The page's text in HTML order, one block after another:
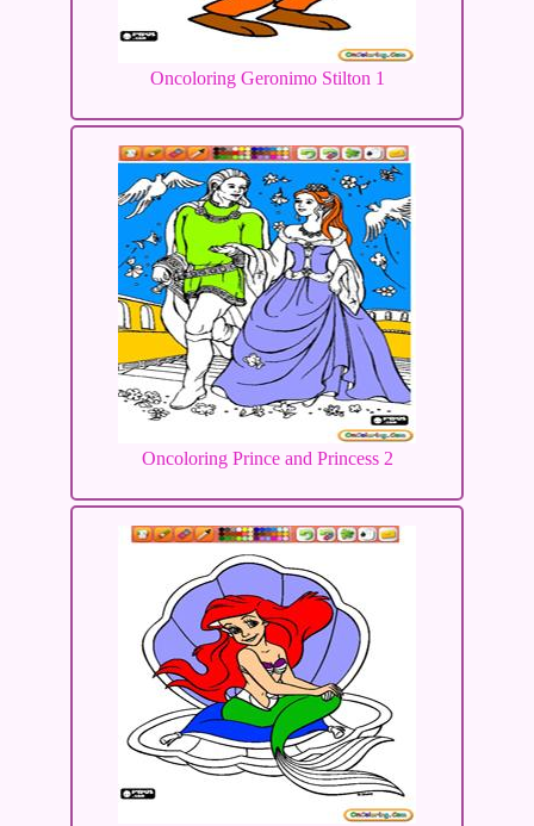
Oncoloring Geronimo Stilton 1
Oncoloring Prince and Princess 2